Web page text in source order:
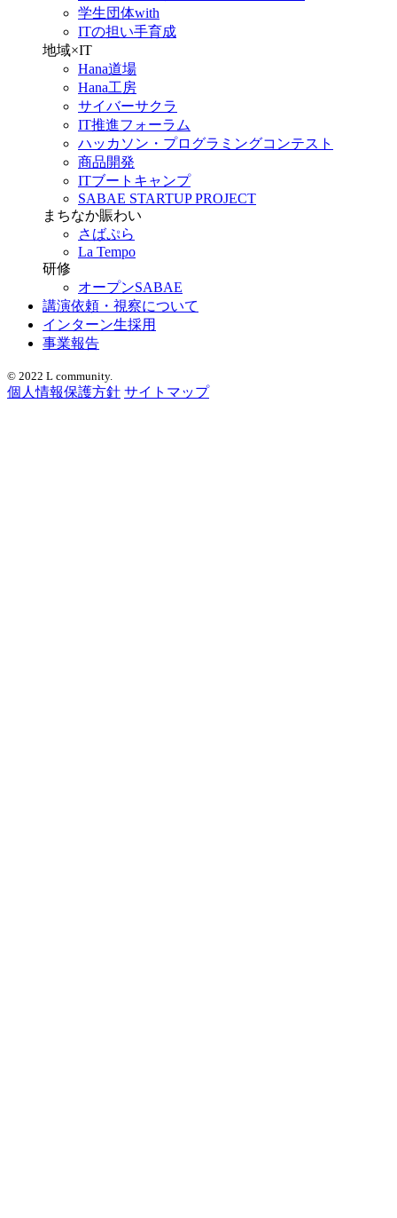
学生団体with
ITの担い手育成
地域×IT
Hana道場
Hana工房
サイバーサクラ
IT推進フォーラム
ハッカソン・プログラミングコンテスト
商品開発
ITブートキャンプ
SABAE STARTUP PROJECT
まちなか賑わい
さばぷら
La Tempo
研修
オープンSABAE
講演依頼・視察について
インターン生採用
事業報告
© 2022 L community.
個人情報保護方針 サイトマップ